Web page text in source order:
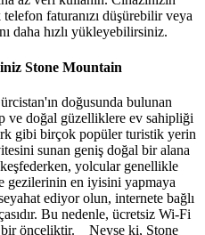
telefon faturanızı düşürebilir veya
daha hızlı yükleyebilirsiniz.
Stone Mountain
doğusunda bulunan
ve doğal güzelliklere ev sahipliği
gibi birçok popüler turistik yerin
sunan geniş doğal bir alana
yolcular genellikle
gezilerinin en iyisini yapmaya
ediyor olun, internete bağlı
Bu nedenle, ücretsiz Wi-Fi
bir önceliktir. Neyse ki, Stone